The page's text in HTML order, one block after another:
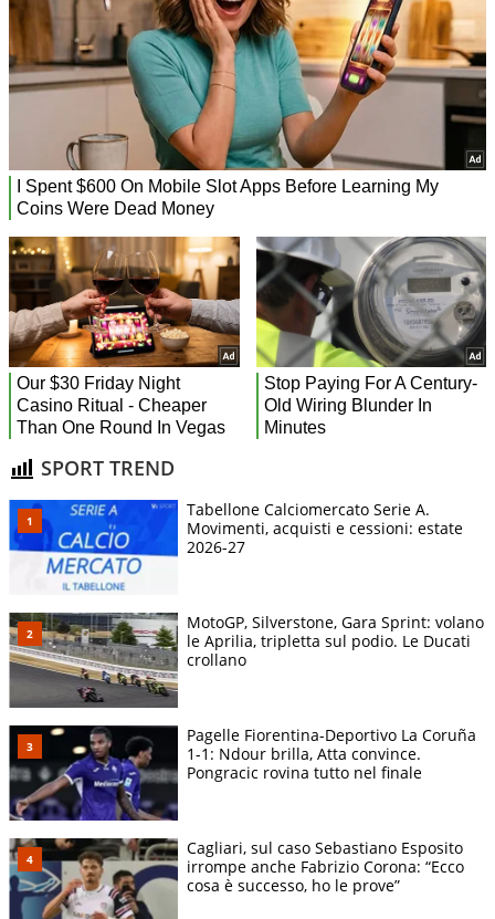
SPORT TREND
Tabellone Calciomercato Serie A.
Movimenti, acquisti e cessioni: estate
2026-27
MotoGP, Silverstone, Gara Sprint: volano
le Aprilia, tripletta sul podio. Le Ducati
crollano
Pagelle Fiorentina-Deportivo La Coruña
1-1: Ndour brilla, Atta convince.
Pongracic rovina tutto nel finale
Cagliari, sul caso Sebastiano Esposito
irrompe anche Fabrizio Corona: “Ecco
cosa è successo, ho le prove”